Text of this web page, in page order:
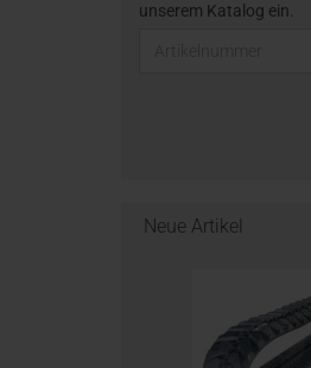
unserem Katalog ein.
Neue Artikel